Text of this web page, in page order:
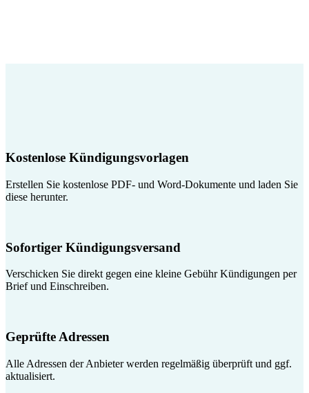
Kostenlose Kündigungsvorlagen
Erstellen Sie kostenlose PDF- und Word-Dokumente und laden Sie
diese herunter.
Sofortiger Kündigungsversand
Verschicken Sie direkt gegen eine kleine Gebühr Kündigungen per
Brief und Einschreiben.
Geprüfte Adressen
Alle Adressen der Anbieter werden regelmäßig überprüft und ggf.
aktualisiert.